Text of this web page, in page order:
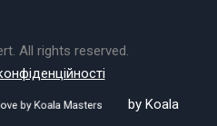
All rights reserved.
by Koala